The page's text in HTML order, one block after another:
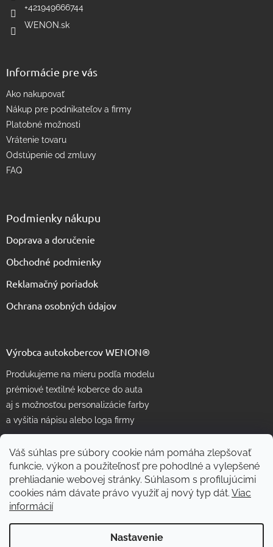
Váš súhlas pre súbory cookie nám pomáha zlepšovať
funkcie, výkon a použiteľnosť pre pohodlné a vylepšené
prehliadanie webovej stránky. Súhlasom s profilujúcimi
cookies nám dávate právo využiť aj nový typ dát. Viac
informácií
Nastavenie
+421949666744
WENON.sk
Informácie pre vás
Ako nakupovať
Nákup pre podnikateľov a firmy
Platobné možnosti
Vrátenie tovaru
Odstúpenie od zmluvy
FAQ
Podmienky nákupu
Doprava a doručenie
Obchodné podmienky
Reklamačný poriadok
Ochrana osobných údajov
Výrobca autokobercov WENON®
Produkujeme na mieru podľa modelu
prémiové textilné koberce do auta
aj s možnosťou personalizácie farby
a vyšitia nápisu alebo loga firmy